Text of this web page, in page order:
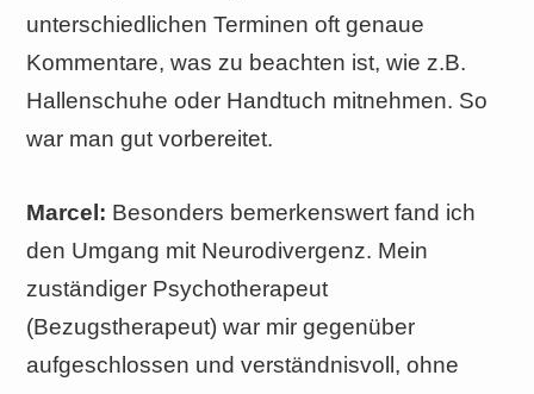
unterschiedlichen Terminen oft genaue
Kommentare, was zu beachten ist, wie z.B.
Hallenschuhe oder Handtuch mitnehmen. So
war man gut vorbereitet.
Marcel: Besonders bemerkenswert fand ich
den Umgang mit Neurodivergenz. Mein
zuständiger Psychotherapeut
(Bezugstherapeut) war mir gegenüber
aufgeschlossen und verständnisvoll, ohne